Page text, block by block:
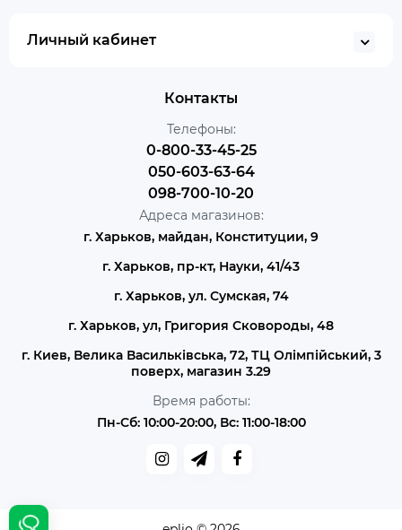
Личный кабинет
Контакты
Телефоны:
0-800-33-45-25
050-603-63-64
098-700-10-20
Адреса магазинов:
г. Харьков, майдан, Конституции, 9
г. Харьков, пр-кт, Науки, 41/43
г. Харьков, ул. Сумская, 74
г. Харьков, ул, Григория Сковороды, 48
г. Киев, Велика Васильківська, 72, ТЦ Олімпійський, 3
поверх, магазин 3.29
Время работы:
Пн-Сб: 10:00-20:00, Вс: 11:00-18:00